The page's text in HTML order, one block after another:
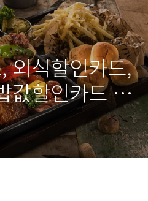
외식할인카드,
값할인카드 추